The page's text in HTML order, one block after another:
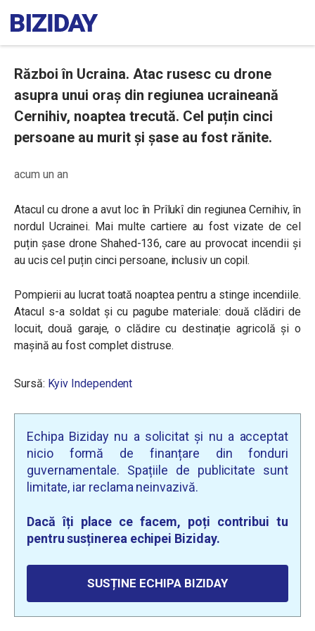
Război în Ucraina. Atac rusesc cu drone
asupra unui oraș din regiunea ucraineană
Cernihiv, noaptea trecută. Cel puțin cinci
persoane au murit și șase au fost rănite.
acum un an
Atacul cu drone a avut loc în Prîlukî din regiunea Cernihiv, în
nordul Ucrainei. Mai multe cartiere au fost vizate de cel
puțin șase drone Shahed-136, care au provocat incendii și
au ucis cel puțin cinci persoane, inclusiv un copil.
Pompierii au lucrat toată noaptea pentru a stinge incendiile.
Atacul s-a soldat și cu pagube materiale: două clădiri de
locuit, două garaje, o clădire cu destinație agricolă și o
mașină au fost complet distruse.
Sursă: Kyiv Independent
Echipa Biziday nu a solicitat și nu a acceptat
nicio formă de finanțare din fonduri
guvernamentale. Spațiile de publicitate sunt
limitate, iar reclama neinvazivă.
Dacă îți place ce facem, poți contribui tu
pentru susținerea echipei Biziday.
SUSȚINE ECHIPA BIZIDAY